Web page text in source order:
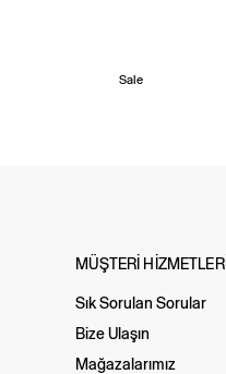
Sale
MÜŞTERİ HİZMETLERİ
Sık Sorulan Sorular
Bize Ulaşın
Mağazalarımız